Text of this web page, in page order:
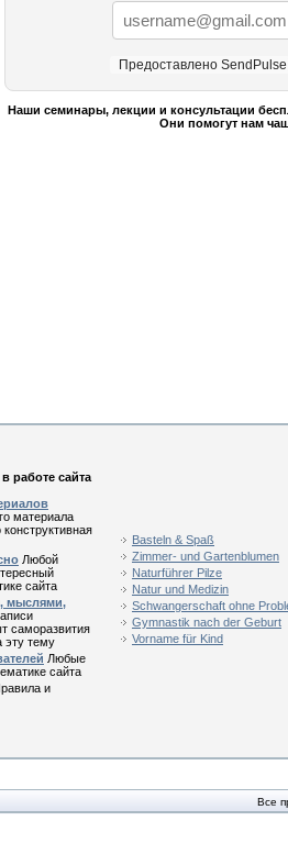
Предоставлено SendPulse
Наши семинары, лекции и консультации
Они помогут нам
работе сайта
материала
Любой
сайта
мыслями,
саморазвития
эту тему
Любые
сайта
и
Basteln & Spaß
Zimmer- und Gartenblumen
Naturführer Pilze
Natur und Medizin
Schwangerschaft ohne
Gymnastik nach der Geburt
Vorname für Kind
Все